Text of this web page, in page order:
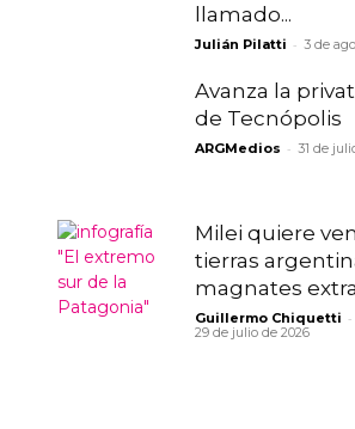
llamado...
Julián Pilatti - 3 de
Avanza la
de Tecnópolis
ARGMedios - 31 de
Milei quiere
tierras
magnates
Guillermo Chiquetti -
29 de julio de 2026